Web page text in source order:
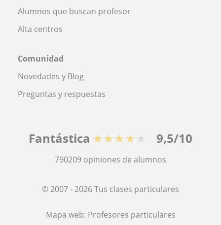
Alumnos que buscan profesor
Alta centros
Comunidad
Novedades y Blog
Preguntas y respuestas
Fantástica ★★★★★ 9,5/10
790209 opiniones de alumnos
© 2007 - 2026 Tus clases particulares
Mapa web: Profesores particulares